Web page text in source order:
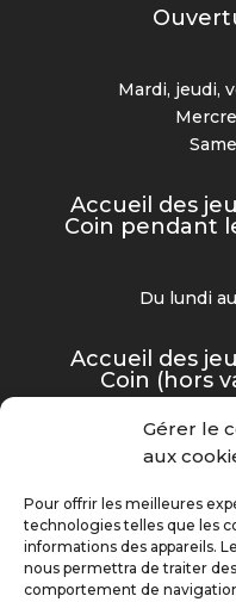
Gérer le
aux
Pour offrir les meilleures
technologies telles que les
informations des appareils.
nous permettra de traiter
comportement de
Mardi, jeudi,
Accueil des
Coin pendant
Du lundi
Accueil des
Coin (hors
Mardi, jeudi et
©2025 Centre